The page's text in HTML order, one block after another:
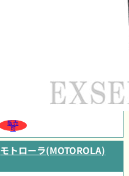
販売
可
モトローラ(MOTOROLA)